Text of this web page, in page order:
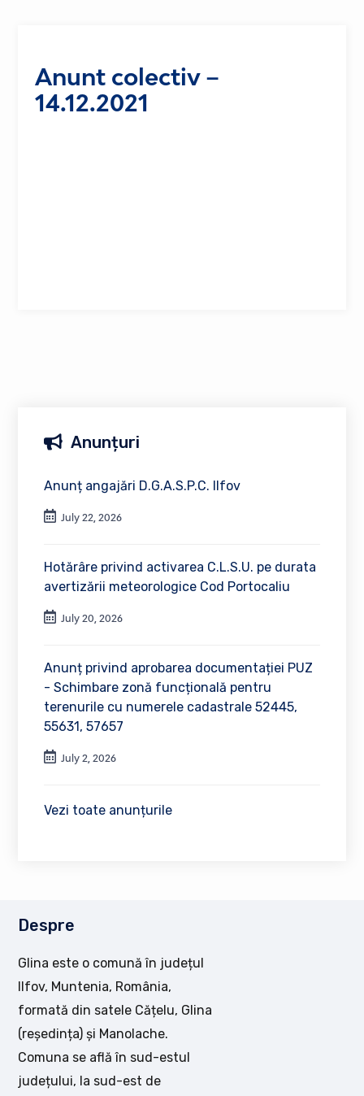
Anunt colectiv –
14.12.2021
Anunțuri
Anunț angajări D.G.A.S.P.C. Ilfov
July 22, 2026
Hotărâre privind activarea C.L.S.U. pe durata
avertizării meteorologice Cod Portocaliu
July 20, 2026
Anunț privind aprobarea documentației PUZ
- Schimbare zonă funcțională pentru
terenurile cu numerele cadastrale 52445,
55631, 57657
July 2, 2026
Vezi toate anunțurile
Despre
Glina este o comună în județul
Ilfov, Muntenia, România,
formată din satele Cățelu, Glina
(reședința) și Manolache.
Comuna se află în sud-estul
județului, la sud-est de